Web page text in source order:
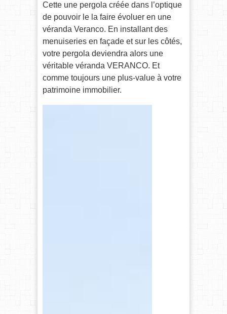
Cette une pergola créée dans l’optique
de pouvoir le la faire évoluer en une
véranda Veranco. En installant des
menuiseries en façade et sur les côtés,
votre pergola deviendra alors une
véritable véranda VERANCO. Et
comme toujours une plus-value à votre
patrimoine immobilier.